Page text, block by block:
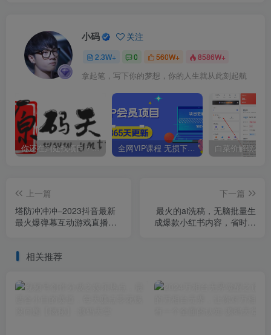
小码 关注
2.3W+ 0 560W+ 8586W+
拿起笔，写下你的梦想，你的人生就从此刻起航
你还在到处找项目？还在当韭菜？我靠卖项目一个月收入5万+，曾经我也是个失败者。 全网VIP课程 无损下载~
上一篇
塔防冲冲冲–2023抖音最新
最火爆弹幕互动游戏直播
下一篇
最火的ai洗稿，无脑批量生
成爆款小红书内容，省时省
相关推荐